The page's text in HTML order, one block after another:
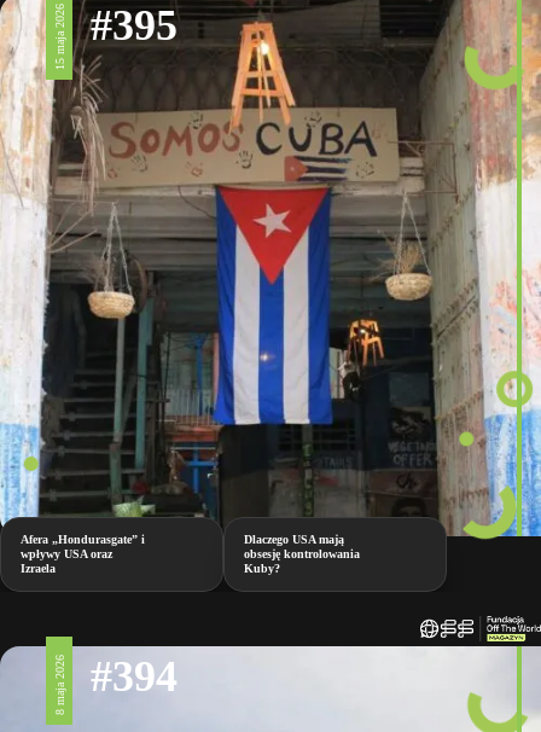
15 maja 2026 #395
Afera „Hondurasgate” i
wpływy USA oraz
Izraela
Dlaczego USA mają
obsesję kontrolowania
Kuby?
8 maja 2026 #394